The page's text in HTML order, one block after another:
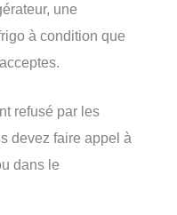
une
à condition que
refusé par les
devez faire appel à
dans le